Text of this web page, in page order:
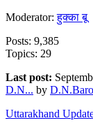
Moderator:हुक्का बू
Posts: 9,385
Topics: 29
Last post:
D.N... by
Uttarakhand